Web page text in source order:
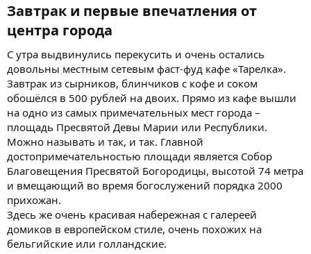
Завтрак и первые впечатления от
центра города​
С утра выдвинулись перекусить и очень остались
довольны местным сетевым фаст-фуд кафе «Тарелка».
Завтрак из сырников, блинчиков с кофе и соком
обошёлся в 500 рублей на двоих. Прямо из кафе вышли
на одно из самых примечательных мест города –
площадь Пресвятой Девы Марии или Республики.
Можно называть и так, и так. Главной
достопримечательностью площади является Собор
Благовещения Пресвятой Богородицы, высотой 74 метра
и вмещающий во время богослужений порядка 2000
прихожан.
Здесь же очень красивая набережная с галереей
домиков в европейском стиле, очень похожих на
бельгийские или голландские.